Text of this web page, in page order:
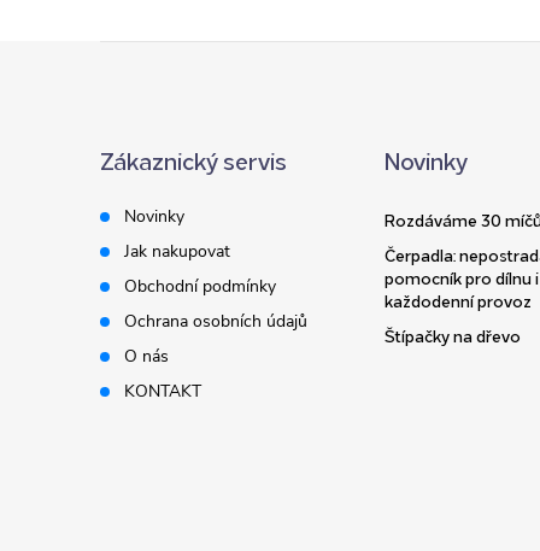
Zákaznický servis
Novinky
Jak nakupovat
Obchodní podmínky
Ochrana osobních údajů
O nás
KONTAKT
Novinky
Rozdáváme 30
Čerpadla:
pomocník pro dílnu i
každodenní provoz
Štípačky na dřevo